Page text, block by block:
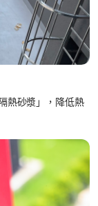
熱砂漿」，降低熱